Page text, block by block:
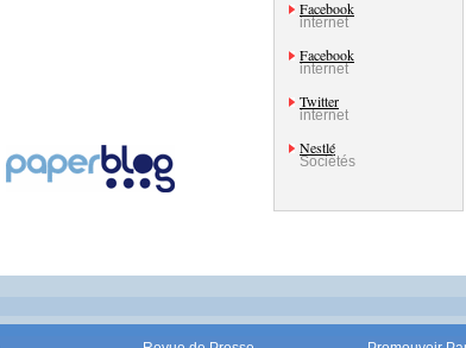
Facebook
internet
Facebook
internet
Twitter
internet
Nestlé
Sociétés